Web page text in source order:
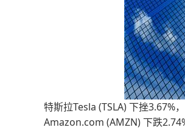
特斯拉Tesla (TSLA) 下挫3.67%
Amazon.com (AMZN) 下跌